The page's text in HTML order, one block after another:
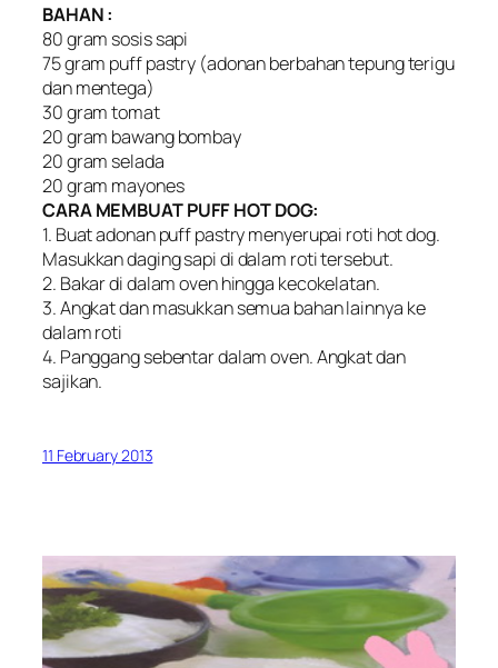
BAHAN :
80 gram sosis sapi
75 gram puff pastry (adonan berbahan tepung terigu
dan mentega)
30 gram tomat
20 gram bawang bombay
20 gram selada
20 gram mayones
CARA MEMBUAT PUFF HOT DOG:
1. Buat adonan puff pastry menyerupai roti hot dog.
Masukkan daging sapi di dalam roti tersebut.
2. Bakar di dalam oven hingga kecokelatan.
3. Angkat dan masukkan semua bahan lainnya ke
dalam roti
4. Panggang sebentar dalam oven. Angkat dan
sajikan.
11 February 2013